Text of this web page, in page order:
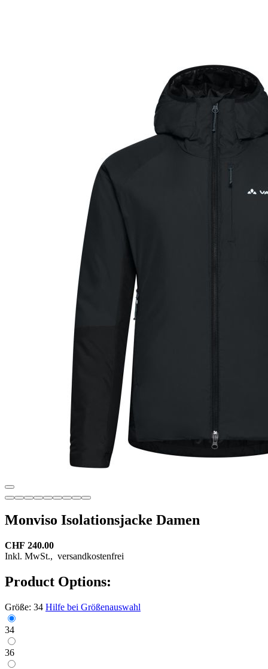
Monviso Isolationsjacke Damen
CHF 240.00
Inkl. MwSt., versandkostenfrei
Product Options:
Größe: 34 Hilfe bei Größenauswahl
34
36